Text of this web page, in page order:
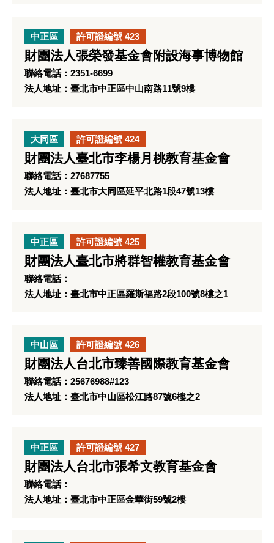
中正區 許可證編號 423
財團法人張榮發基金會附設海事博物館
聯絡電話：2351-6699
法人地址：臺北市中正區中山南路11號9樓
大同區 許可證編號 424
財團法人臺北市李楊月桃教育基金會
聯絡電話：27687755
法人地址：臺北市大同區延平北路1段47號13樓
中正區 許可證編號 425
財團法人臺北市將群智權教育基金會
聯絡電話：
法人地址：臺北市中正區羅斯福路2段100號8樓之1
中山區 許可證編號 426
財團法人台北市臻善國際教育基金會
聯絡電話：25676988#123
法人地址：臺北市中山區松江路87號6樓之2
中正區 許可證編號 427
財團法人台北市張希文教育基金會
聯絡電話：
法人地址：臺北市中正區金華街59號2樓